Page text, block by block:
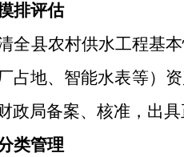
排评估
全县农村供水工程基
占地、智能水表等）
政局备案、核准，出具
类管理